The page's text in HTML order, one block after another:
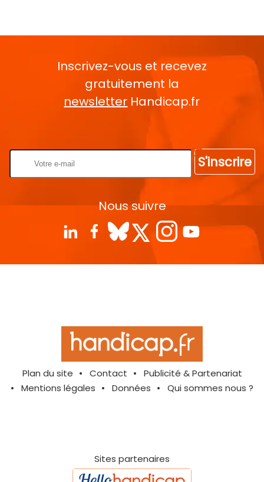
Inscrivez-vous et recevez
gratuitement la
newsletter Handicap.fr
S'inscrire
Nous suivre
Plan du site Contact
Publicité & Partenariat
Mentions légales
Données Qui sommes nous ?
Sites partenaires